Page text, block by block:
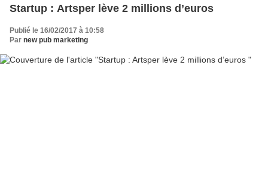
Startup : Artsper lève 2 millions d’euros
Publié le 16/02/2017 à 10:58
Par new pub marketing